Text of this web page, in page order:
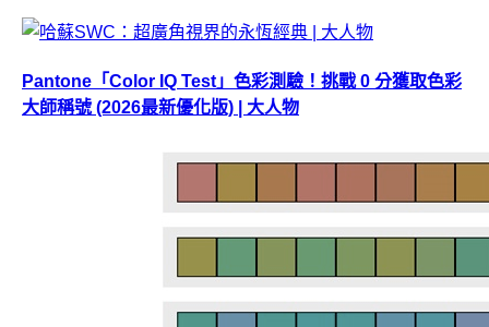
Pantone「Color IQ Test」色彩測驗！挑戰 0 分獲取色彩
大師稱號 (2026最新優化版) | 大人物